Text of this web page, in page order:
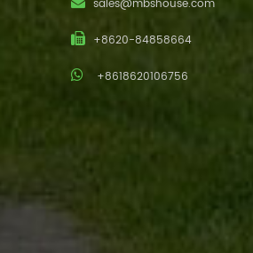
sales@mbshouse.com
+8620-84858664
+8618620106756